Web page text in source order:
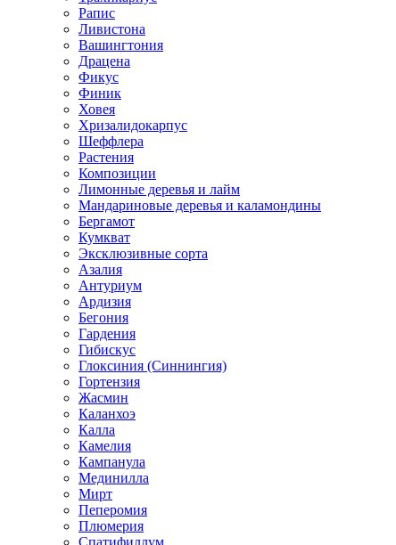
Рапис
Ливистона
Вашингтония
Драцена
Фикус
Финик
Ховея
Хризалидокарпус
Шеффлера
Растения
Композиции
Лимонные деревья и лайм
Мандариновые деревья и каламондины
Бергамот
Кумкват
Эксклюзивные сорта
Азалия
Антуриум
Ардизия
Бегония
Гардения
Гибискус
Глоксиния (Синнингия)
Гортензия
Жасмин
Каланхоэ
Калла
Камелия
Кампанула
Мединилла
Мирт
Пеперомия
Плюмерия
Спатифиллум